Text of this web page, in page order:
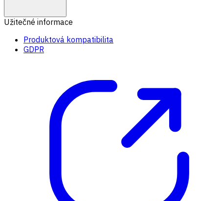
Užitečné informace
Produktová kompatibilita
GDPR